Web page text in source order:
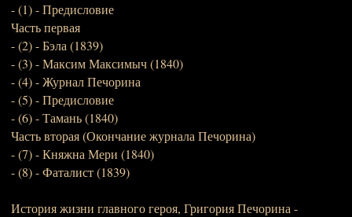
- (1) - Предисловие
Часть первая
- (2) - Бэла (1839)
- (3) - Максим Максимыч (1840)
- (4) - Журнал Печорина
- (5) - Предисловие
- (6) - Тамань (1840)
Часть вторая (Окончание журнала Печорина)
- (7) - Княжна Мери (1840)
- (8) - Фаталист (1839)
История жизни главного героя, Григория Печорина -